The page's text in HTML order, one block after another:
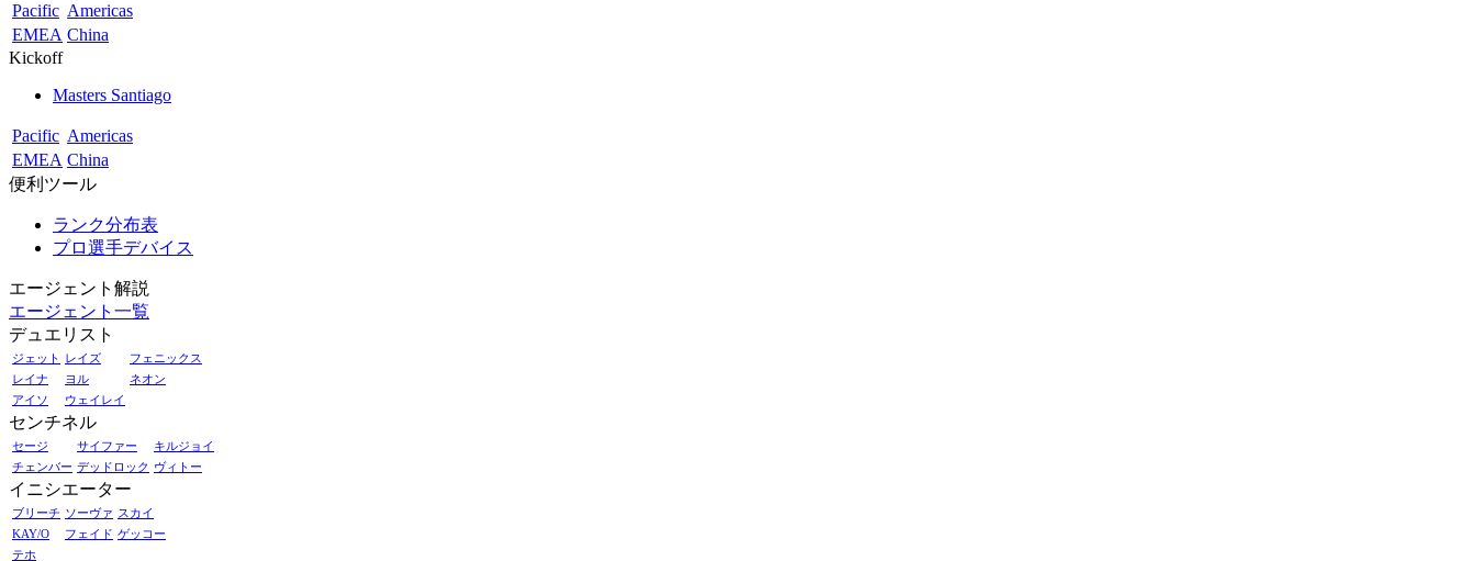
Pacific Americas
EMEA China
Kickoff
Masters Santiago
Pacific Americas
EMEA China
便利ツール
ランク分布表
プロ選手デバイス
エージェント解説
エージェント一覧
デュエリスト
ジェット レイズ
フェニックス
レイナ
ヨル
ネオン
アイソ
ウェイレイ
センチネル
セージ サイファー
キルジョイ
チェンバー デッドロック ヴィトー
イニシエーター
ブリーチ ソーヴァ スカイ
KAY/O
フェイド ゲッコー
テホ